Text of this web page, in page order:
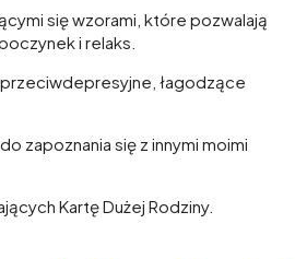
się wzorami, które pozwalają
i relaks.
przeciwdepresyjne, łagodzące
zapoznania się z innymi moimi
Kartę Dużej Rodziny.